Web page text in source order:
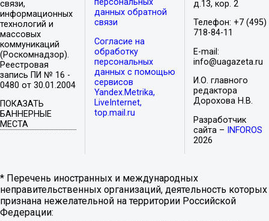
связи,
информационных
технологий и
массовых
коммуникаций
(Роскомнадзор).
Реестровая
запись ПИ № 16 -
0480 от 30.01.2004
ПОКАЗАТЬ
БАННЕРНЫЕ
МЕСТА
персональных
данных обратной
связи
Согласие на
обработку
персональных
данных с помощью
сервисов
Yandex.Metrika,
LiveInternet,
top.mail.ru
д.13, кор. 2
Телефон: +7 (495)
718-84-11
E-mail:
info@uagazeta.ru
И.О. главного
редактора
Дорохова Н.В.
Разработчик
сайта –
INFOROS
2026
* Перечень иностранных и международных
неправительственных организаций, деятельность которых
признана нежелательной на территории Российской
Федерации: